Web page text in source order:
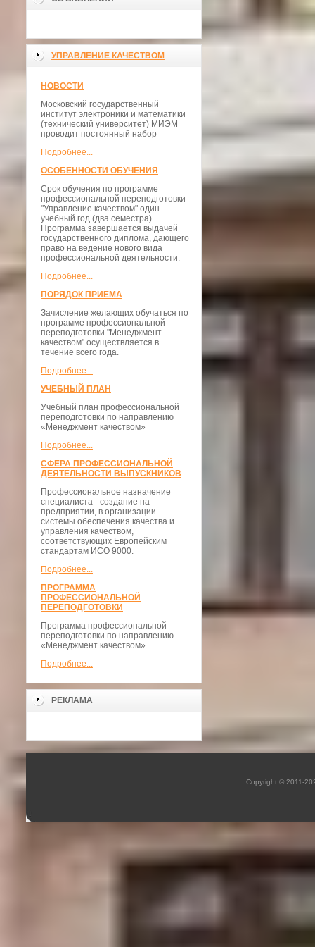
УПРАВЛЕНИЕ КАЧЕСТВОМ
НОВОСТИ
Московский государственный
институт электроники и математики
(технический университет) МИЭМ
проводит постоянный набор
Подробнее...
ОСОБЕННОСТИ ОБУЧЕНИЯ
Срок обучения по программе
профессиональной переподготовки
"Управление качеством" один
учебный год (два семестра).
Программа завершается выдачей
государственного диплома, дающего
право на ведение нового вида
профессиональной деятельности.
Подробнее...
ПОРЯДОК ПРИЕМА
Зачисление желающих обучаться по
программе профессиональной
переподготовки "Менеджмент
качеством" осуществляется в
течение всего года.
Подробнее...
УЧЕБНЫЙ ПЛАН
Учебный план профессиональной
переподготовки по направлению
«Менеджмент качеством»
Подробнее...
СФЕРА ПРОФЕССИОНАЛЬНОЙ
ДЕЯТЕЛЬНОСТИ ВЫПУСКНИКОВ
Профессиональное назначение
специалиста - создание на
предприятии, в организации
системы обеспечения качества и
управления качеством,
соответствующих Европейским
стандартам ИСО 9000.
Подробнее...
ПРОГРАММА
ПРОФЕССИОНАЛЬНОЙ
ПЕРЕПОДГОТОВКИ
Программа профессиональной
переподготовки по направлению
«Менеджмент качеством»
Подробнее...
РЕКЛАМА
Copyright © 2011-